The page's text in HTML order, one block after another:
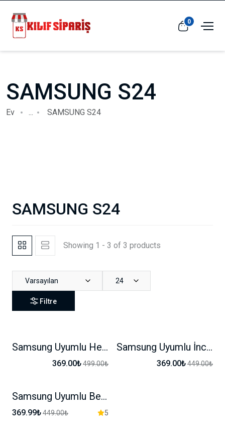
0
SAMSUNG S24
Ev ... SAMSUNG S24
SAMSUNG S24
Showing 1 - 3 of 3 products
Varsayılan 24
Filtre
-26% Samsung Uyumlu Hello Kity Karakterli Kılıf
369.00₺499.00₺
-17% Samsung Uyumlu İnci Taşlı Kılıf
369.00₺449.00₺
-17% Samsung Uyumlu Bear Karakterli Kılıf
5
369.99₺449.00₺